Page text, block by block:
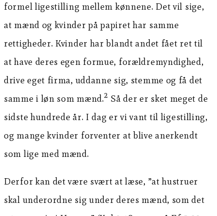
formel ligestilling mellem kønnene. Det vil sige,
at mænd og kvinder på papiret har samme
rettigheder. Kvinder har blandt andet fået ret til
at have deres egen formue, forældremyndighed,
drive eget firma, uddanne sig, stemme og få det
samme i løn som mænd.2 Så der er sket meget de
sidste hundrede år. I dag er vi vant til ligestilling,
og mange kvinder forventer at blive anerkendt
som lige med mænd.
Derfor kan det være svært at læse, ”at hustruer
skal underordne sig under deres mænd, som det